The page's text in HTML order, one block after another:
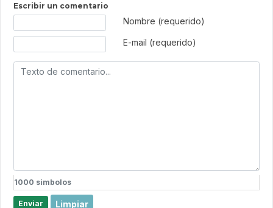
Escribir un comentario
Nombre (requerido)
E-mail (requerido)
1000 simbolos
Enviar Limpiar